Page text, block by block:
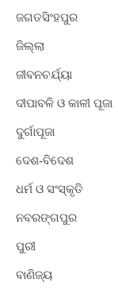
ଜଗତସିଂହପୁର
ଜିଲ୍ଲା
ଜୀବନଚର୍ଯ୍ୟା
ଦୀପାବଳି ଓ କାଳୀ ପୂଜା
ଦୁର୍ଗାପୂଜା
ଦେଶ-ବିଦେଶ
ଧର୍ମ ଓ ସଂସ୍କୃତି
ନବରଙ୍ଗପୁର
ପୁରୀ
ବାଣିଜ୍ୟ